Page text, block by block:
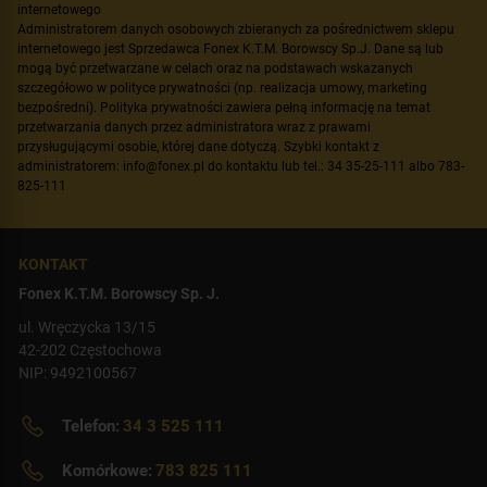
internetowego
Administratorem danych osobowych zbieranych za pośrednictwem sklepu
internetowego jest Sprzedawca Fonex K.T.M. Borowscy Sp.J. Dane są lub
mogą być przetwarzane w celach oraz na podstawach wskazanych
szczegółowo w polityce prywatności (np. realizacja umowy, marketing
bezpośredni). Polityka prywatności zawiera pełną informację na temat
przetwarzania danych przez administratora wraz z prawami
przysługującymi osobie, której dane dotyczą. Szybki kontakt z
administratorem: info@fonex.pl do kontaktu lub tel.: 34 35-25-111 albo 783-
825-111
KONTAKT
Fonex K.T.M. Borowscy Sp. J.
ul. Wręczycka 13/15
42-202 Częstochowa
NIP: 9492100567
Telefon: 34 3 525 111
Komórkowe: 783 825 111